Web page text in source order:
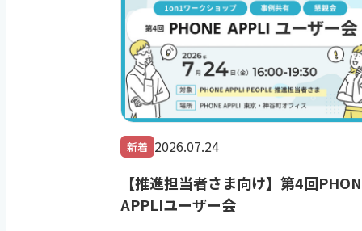
新着 2026.07.24
【推進担当者さま向け】第4回
APPLIユーザー会